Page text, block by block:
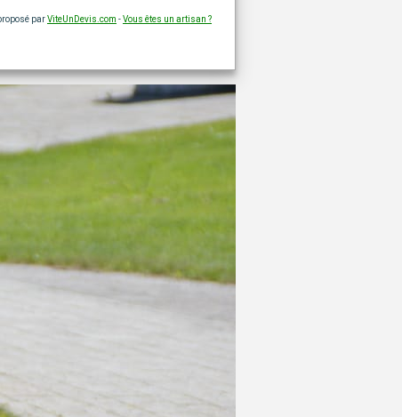
parViteUnDevis.com -Vous êtes un artisan ?